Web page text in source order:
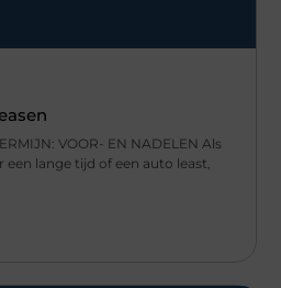
VOOR- EN NADELEN Als
lange tijd of een auto least,